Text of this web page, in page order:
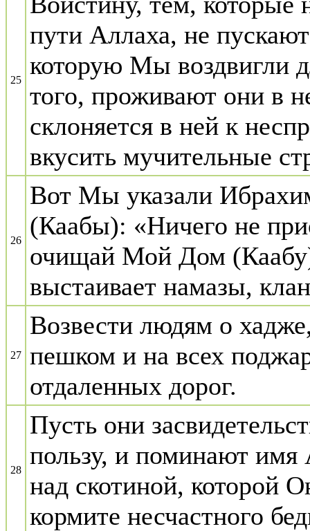
25
пути Аллаха, не
которую Мы воздвигли
того, проживают они в
склоняется в ней к
вкусить мучительные
26
Вот Мы указали
(Каабы): «Ничего не
очищай Мой Дом (Каабу)
выстаивает намазы,
27
Возвести людям о
пешком и на всех
отдаленных дорог.
28
Пусть они
пользу, и поминают имя
над скотиной, которой
кормите несчастного